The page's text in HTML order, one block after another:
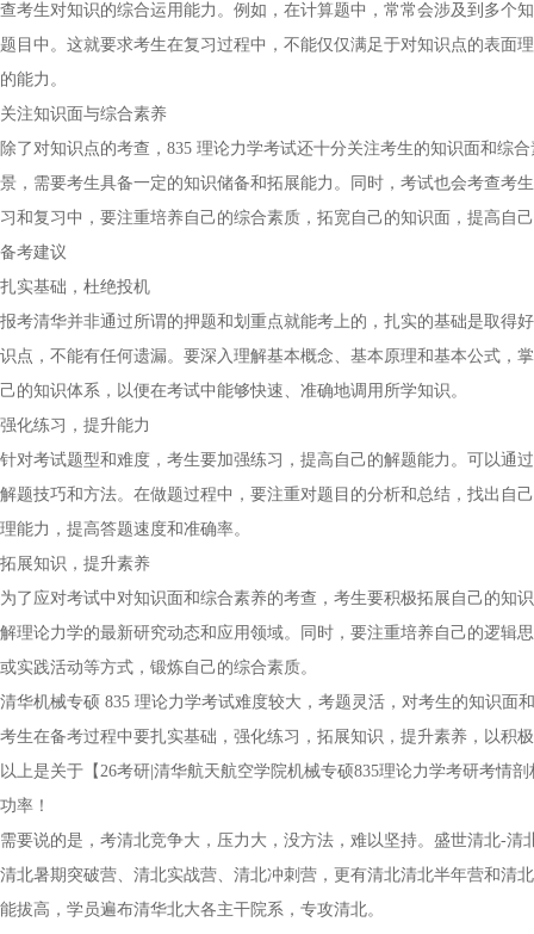
查考生对知识的综合运用能力。例如，在计算题中，常常会涉及到多个
题目中。这就要求考生在复习过程中，不能仅仅满足于对知识点的表面
的能力。
关注知识面与综合素养
除了对知识点的考查，835 理论力学考试还十分关注考生的知识面和综
景，需要考生具备一定的知识储备和拓展能力。同时，考试也会考查考
习和复习中，要注重培养自己的综合素质，拓宽自己的知识面，提高自
备考建议
扎实基础，杜绝投机
报考清华并非通过所谓的押题和划重点就能考上的，扎实的基础是取得
识点，不能有任何遗漏。要深入理解基本概念、基本原理和基本公式，
己的知识体系，以便在考试中能够快速、准确地调用所学知识。
强化练习，提升能力
针对考试题型和难度，考生要加强练习，提高自己的解题能力。可以通
解题技巧和方法。在做题过程中，要注重对题目的分析和总结，找出自
理能力，提高答题速度和准确率。
拓展知识，提升素养
为了应对考试中对知识面和综合素养的考查，考生要积极拓展自己的知
解理论力学的最新研究动态和应用领域。同时，要注重培养自己的逻辑
或实践活动等方式，锻炼自己的综合素质。
清华机械专硕 835 理论力学考试难度较大，考题灵活，对考生的知识
考生在备考过程中要扎实基础，强化练习，拓展知识，提升素养，以积
以上是关于【26考研|清华航天航空学院机械专硕835理论力学考研考情
功率！
需要说的是，考清北竞争大，压力大，没方法，难以坚持。盛世清北-
清北暑期突破营、清北实战营、清北冲刺营，更有清北清北半年营和清
能拔高，学员遍布清华北大各主干院系，专攻清北。